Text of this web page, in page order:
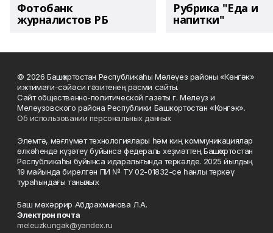
Фотобанк
журналистов РБ
Рубрика "Еда и
напитки"
© 2026 Башҡортостан Республикаһы Мәләүез районы «Көнгәк»
ижтимағи-сәйәси гәзитенең рәсми сайты.
Сайт общественно-политической газеты г. Мелеуз и
Мелеузовского района Республики Башкортостан «Конгэк».
Об использовании персональных данных
Элемтә, мәғлүмәт технологиялары һәм киң коммуникациялар
өлкәһендә күҙәтеү буйынса федераль хеҙмәттең Башҡортостан
Республикаһы буйынса идаралығында теркәлде. 2025 йылдың
19 майында бирелгән ПИ № ТУ 02-01832-се һанлы теркәү
тураһындағы таныҡлыҡ.
Баш мөхәррир Абдрахманова Л.А.
Электрон почта
meleuzkungak@yandex.ru